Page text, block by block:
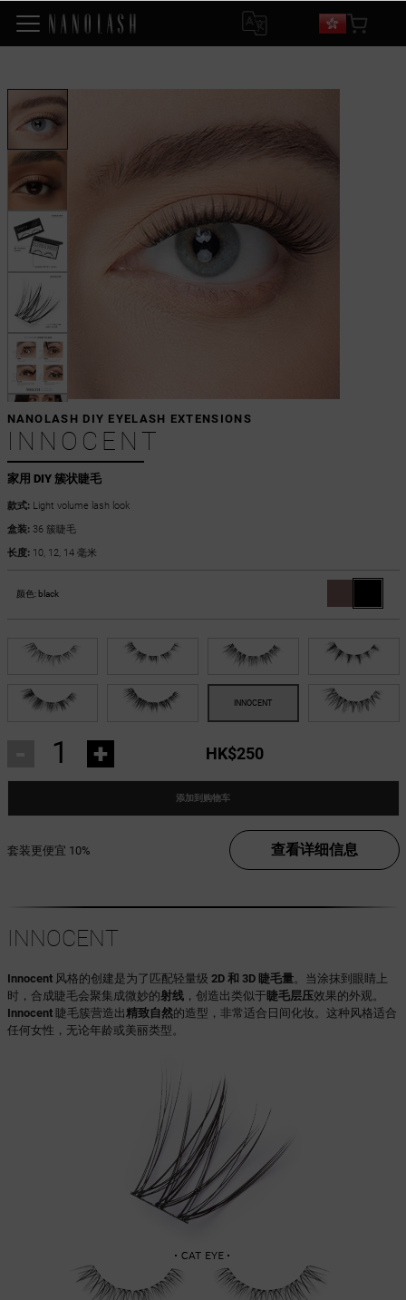
家用 DIY 簇状睫毛
NANOLASH DIY EYELASH EXTENSIONS
INNOCENT
款式:Light volume lash look
盒装: 36 簇睫毛
长度: 10, 12, 14 毫米
颜色: black
+ HK$250
添加到购物车
套装更便宜 10% 查看详细信息
INNOCENT
Innocent风格的创建是为了匹配轻量级 2D 和 3D 睫毛量。当涂抹到眼睛上
时，合成睫毛会聚集成微妙的射线，创造出类似于睫毛层压效果的外观。
Innocent睫毛簇营造出精致自然的造型，非常适合日间化妆。这种风格适合
任何女性，无论年龄或美丽类型。